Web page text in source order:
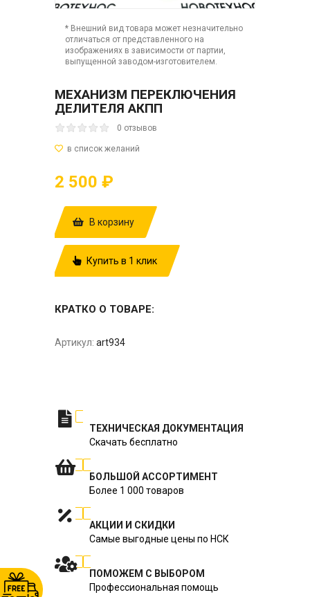
* Внешний вид товара может незначительно
отличаться от представленного на
изображениях в зависимости от партии,
выпущенной заводом-изготовителем.
МЕХАНИЗМ ПЕРЕКЛЮЧЕНИЯ
ДЕЛИТЕЛЯ АКПП
0 отзывов
2 500 ₽
В корзину
Купить в 1 клик
КРАТКО О ТОВАРЕ:
Артикул: art934
ТЕХНИЧЕСКАЯ ДОКУМЕНТАЦИЯ
Скачать бесплатно
БОЛЬШОЙ АССОРТИМЕНТ
Более 1 000 товаров
АКЦИИ И СКИДКИ
Самые выгодные цены по НСК
ПОМОЖЕМ С ВЫБОРОМ
Профессиональная помощь